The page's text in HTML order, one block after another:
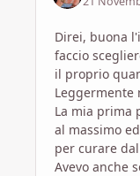
Direi, buona
faccio
il proprio
Leggermente
La mia prima
al massimo
per curare
Avevo anche